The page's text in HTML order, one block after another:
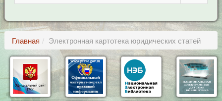
Главная Электронная картотека юридических статей